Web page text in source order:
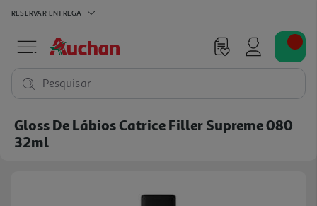
RESERVAR ENTREGA
Pesquisar
Gloss De Lábios Catrice Filler Supreme 080
32ml